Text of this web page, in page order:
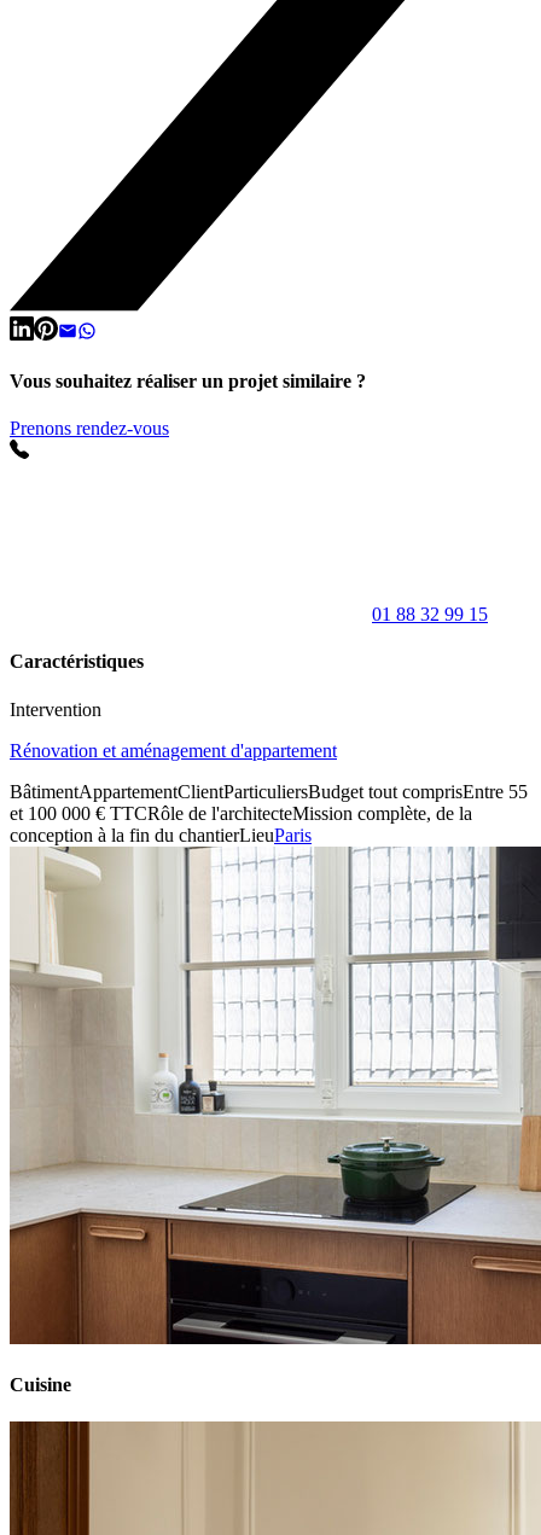
Vous souhaitez réaliser un projet similaire ?
Prenons rendez-vous
01 88 32 99 15
Caractéristiques
Intervention
Rénovation et aménagement d'appartement
BâtimentAppartementClientParticuliersBudget tout comprisEntre 55
et 100 000 € TTCRôle de l'architecteMission complète, de la
conception à la fin du chantierLieuParis
Cuisine